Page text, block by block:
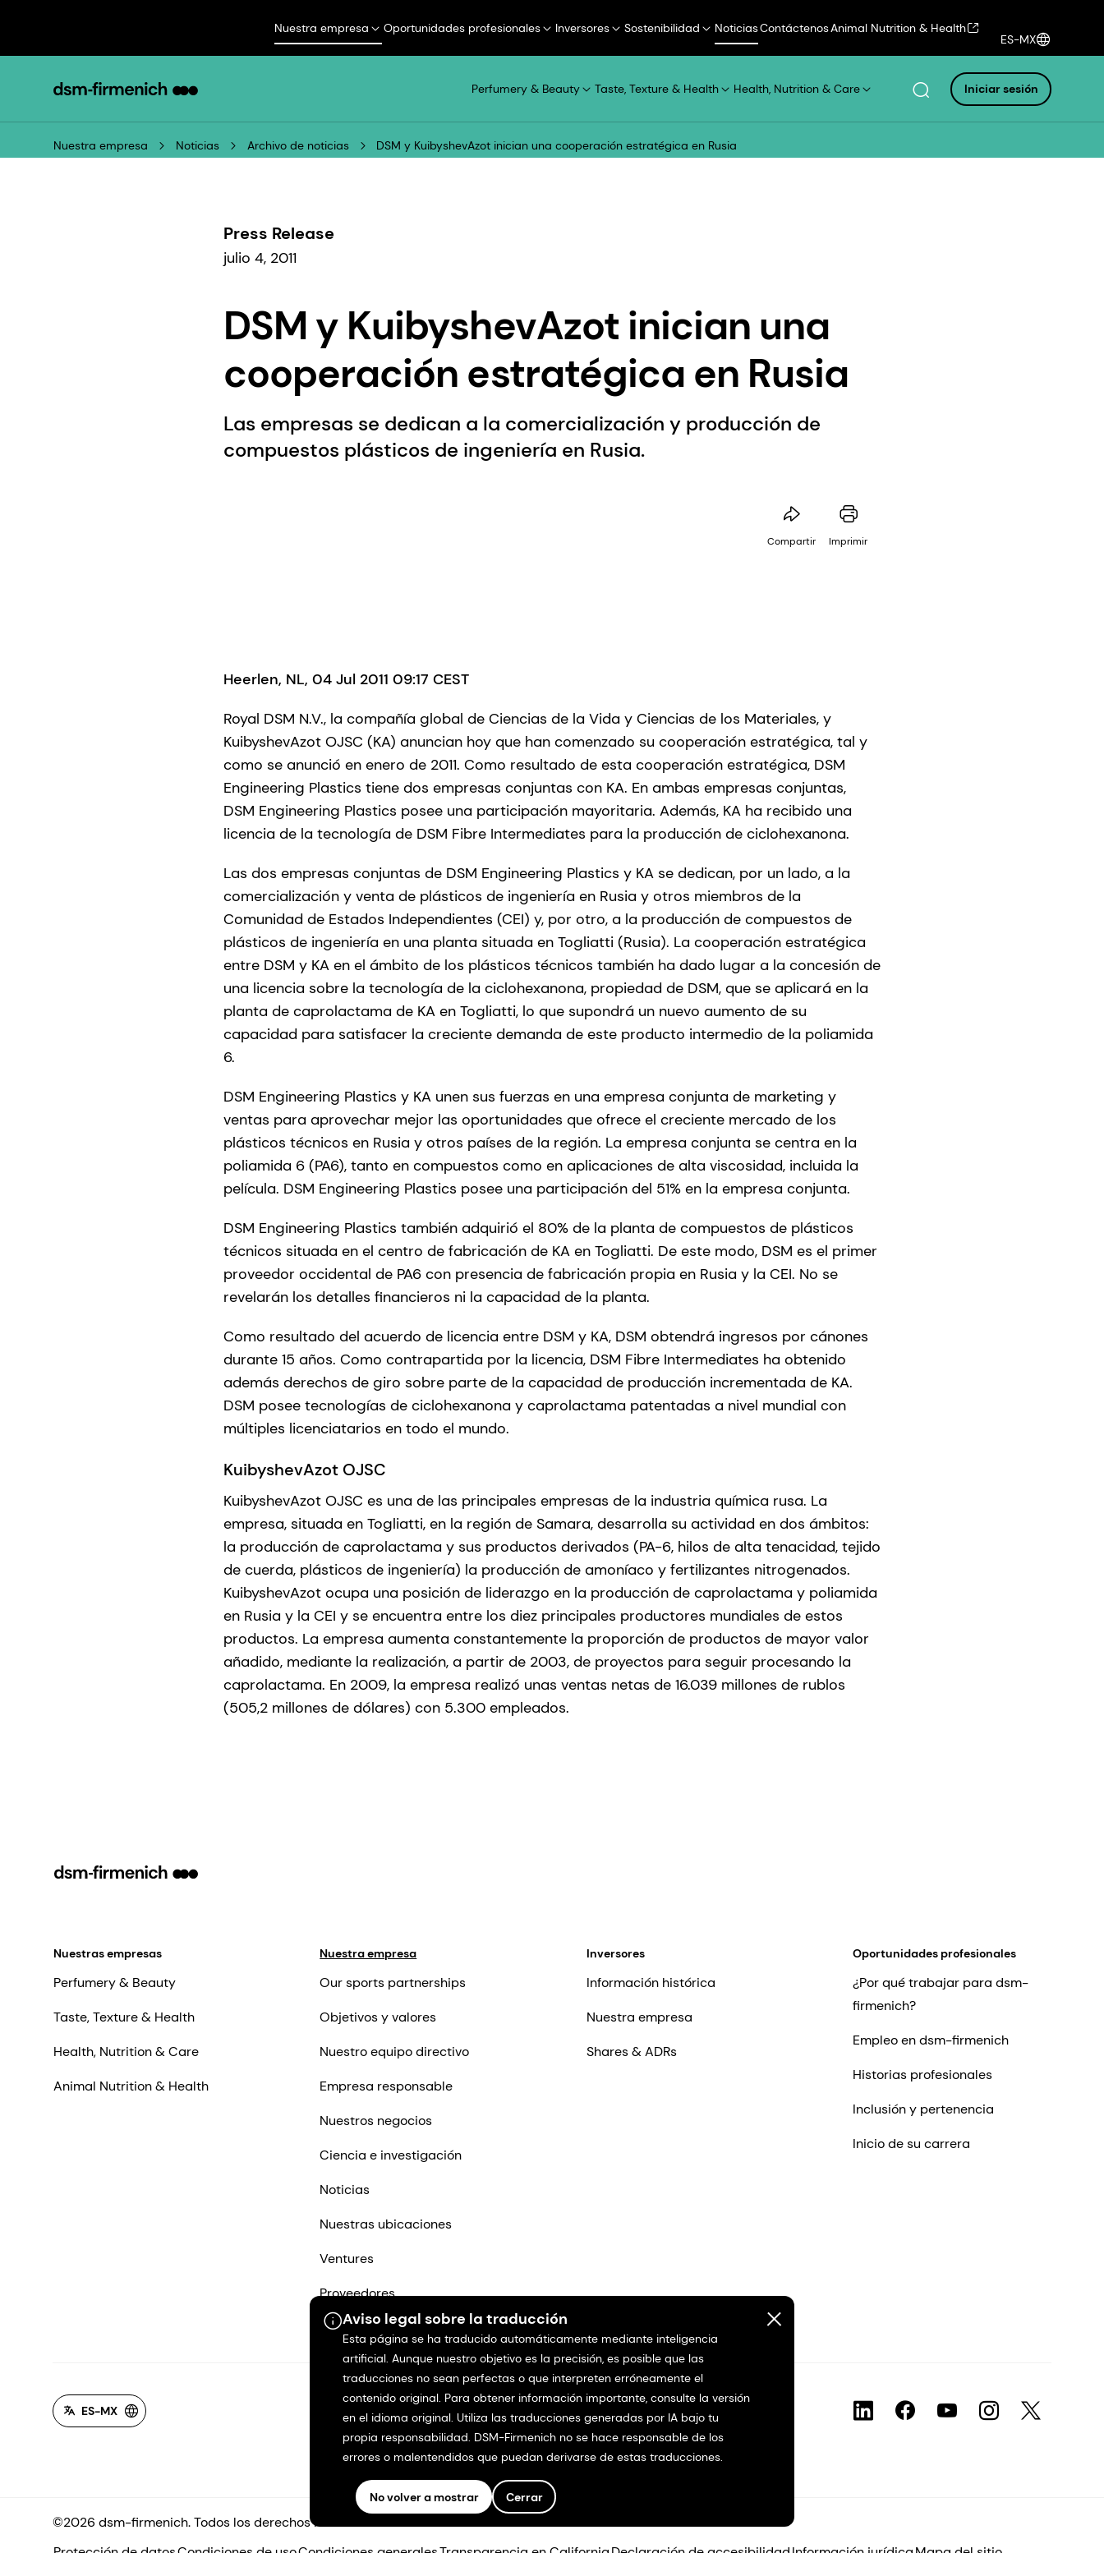
Nuestra empresa Oportunidades profesionales Inversores Sostenibilidad NoticiasContáctenosAnimal Nutrition & Health
ES-MX
Perfumery & Beauty Taste, Texture & Health Health, Nutrition & Care Iniciar sesión
Nuestra empresa Noticias Archivo de noticias DSM y KuibyshevAzot inician una cooperación estratégica en Rusia
Press Release
julio 4, 2011
DSM y KuibyshevAzot inician una
cooperación estratégica en Rusia
Las empresas se dedican a la comercialización y producción de
compuestos plásticos de ingeniería en Rusia.
Compartir Imprimir
Heerlen, NL, 04 Jul 2011 09:17 CEST
Royal DSM N.V., la compañía global de Ciencias de la Vida y Ciencias de los Materiales, y
KuibyshevAzot OJSC (KA) anuncian hoy que han comenzado su cooperación estratégica, tal y
como se anunció en enero de 2011. Como resultado de esta cooperación estratégica, DSM
Engineering Plastics tiene dos empresas conjuntas con KA. En ambas empresas conjuntas,
DSM Engineering Plastics posee una participación mayoritaria. Además, KA ha recibido una
licencia de la tecnología de DSM Fibre Intermediates para la producción de ciclohexanona.
Las dos empresas conjuntas de DSM Engineering Plastics y KA se dedican, por un lado, a la
comercialización y venta de plásticos de ingeniería en Rusia y otros miembros de la
Comunidad de Estados Independientes (CEI) y, por otro, a la producción de compuestos de
plásticos de ingeniería en una planta situada en Togliatti (Rusia). La cooperación estratégica
entre DSM y KA en el ámbito de los plásticos técnicos también ha dado lugar a la concesión de
una licencia sobre la tecnología de la ciclohexanona, propiedad de DSM, que se aplicará en la
planta de caprolactama de KA en Togliatti, lo que supondrá un nuevo aumento de su
capacidad para satisfacer la creciente demanda de este producto intermedio de la poliamida
6.
DSM Engineering Plastics y KA unen sus fuerzas en una empresa conjunta de marketing y
ventas para aprovechar mejor las oportunidades que ofrece el creciente mercado de los
plásticos técnicos en Rusia y otros países de la región. La empresa conjunta se centra en la
poliamida 6 (PA6), tanto en compuestos como en aplicaciones de alta viscosidad, incluida la
película. DSM Engineering Plastics posee una participación del 51% en la empresa conjunta.
DSM Engineering Plastics también adquirió el 80% de la planta de compuestos de plásticos
técnicos situada en el centro de fabricación de KA en Togliatti. De este modo, DSM es el primer
proveedor occidental de PA6 con presencia de fabricación propia en Rusia y la CEI. No se
revelarán los detalles financieros ni la capacidad de la planta.
Como resultado del acuerdo de licencia entre DSM y KA, DSM obtendrá ingresos por cánones
durante 15 años. Como contrapartida por la licencia, DSM Fibre Intermediates ha obtenido
además derechos de giro sobre parte de la capacidad de producción incrementada de KA.
DSM posee tecnologías de ciclohexanona y caprolactama patentadas a nivel mundial con
múltiples licenciatarios en todo el mundo.
KuibyshevAzot OJSC
KuibyshevAzot OJSC es una de las principales empresas de la industria química rusa. La
empresa, situada en Togliatti, en la región de Samara, desarrolla su actividad en dos ámbitos:
la producción de caprolactama y sus productos derivados (PA-6, hilos de alta tenacidad, tejido
de cuerda, plásticos de ingeniería) la producción de amoníaco y fertilizantes nitrogenados.
KuibyshevAzot ocupa una posición de liderazgo en la producción de caprolactama y poliamida
en Rusia y la CEI y se encuentra entre los diez principales productores mundiales de estos
productos. La empresa aumenta constantemente la proporción de productos de mayor valor
añadido, mediante la realización, a partir de 2003, de proyectos para seguir procesando la
caprolactama. En 2009, la empresa realizó unas ventas netas de 16.039 millones de rublos
(505,2 millones de dólares) con 5.300 empleados.
Aviso legal sobre la traducción
Esta página se ha traducido automáticamente mediante inteligencia
artificial. Aunque nuestro objetivo es la precisión, es posible que las
traducciones no sean perfectas o que interpreten erróneamente el
contenido original. Para obtener información importante, consulte la versión
en el idioma original. Utiliza las traducciones generadas por IA bajo tu
propia responsabilidad. DSM-Firmenich no se hace responsable de los
errores o malentendidos que puedan derivarse de estas traducciones.
No volver a mostrar Cerrar
Nuestras empresas
Perfumery & Beauty
Taste, Texture & Health
Health, Nutrition & Care
Animal Nutrition & Health
Nuestra empresa
Our sports partnerships
Objetivos y valores
Nuestro equipo directivo
Empresa responsable
Nuestros negocios
Ciencia e investigación
Noticias
Nuestras ubicaciones
Ventures
Proveedores
Contáctenos
Inversores
Información histórica
Nuestra empresa
Shares & ADRs
Oportunidades profesionales
¿Por qué trabajar para dsm-
firmenich?
Empleo en dsm-firmenich
Historias profesionales
Inclusión y pertenencia
Inicio de su carrera
ES-MX
©2026 dsm-firmenich. Todos los derechos reservados.
Protección de datosCondiciones de usoCondiciones generalesTransparencia en CaliforniaDeclaración de accesibilidadInformación jurídicaMapa del sitio